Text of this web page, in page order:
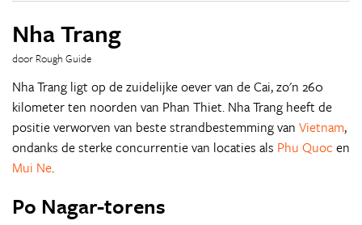
Nha Trang
door Rough Guide
Nha Trang ligt op de zuidelijke oever van de Cai, zo'n 260
kilometer ten noorden van Phan Thiet. Nha Trang heeft de
positie verworven van beste strandbestemming van Vietnam,
ondanks de sterke concurrentie van locaties als Phu Quoc en
Mui Ne.
Po Nagar-torens